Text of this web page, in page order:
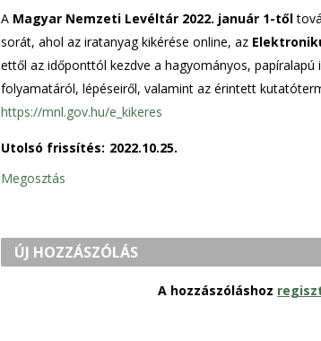
AMagyar Nemzeti Levéltár 2022. január 1-től
sorát, ahol az iratanyag kikérése online, az
ettől az időponttól kezdve a hagyományos, papíralapú
folyamatáról, lépéseiről, valamint az érintett
https://mnl.gov.hu/e_kikeres
Utolsó frissítés: 2022.10.25.
Megosztás
ÚJ HOZZÁSZÓLÁS
A hozzászóláshoz